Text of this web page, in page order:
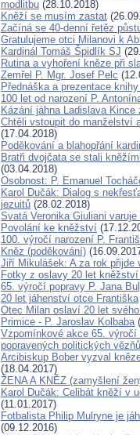
modlitbu (28.10.2018)
Kněží se musím zastat
Začíná se 40-denní řetěz
Gratulujeme otci Milanovi k
Kardinál Tomáš Špidlík SJ
Rutina a vyhoření kněze při
Zemřel P. Mgr. Josef Pelc
Přednáška a prezentace
100 let od narození P.
Kázání jáhna Ladislava
Chtěli vstoupit do manželství
(17.04.2018)
Poděkování a blahopřání
Bratři dvojčata se stali
(03.04.2018)
Osobnost: P. Emanuel
Karol Dučák: Dialog s
jezuitů (28.02.2018)
Svatá Veronika Giuliani
Povolání ke kněžství
100. výročí narození P.
Kněz (poděkování)
Jiří Mikulášek: A za rok
Fotky z oslavy 20 let
65. výročí popravy P. Jana
20 let jáhenství otce Františka
Otec Milan oslaví 20 let
Primice - P. Jaroslav Kolbaba
Vzpomínkové akce 65.
popravených politických vězňů
Arcibiskup Bober vyzval
(18.04.2017)
ŽENA A KNĚZ (zamyšlení
Karol Dučák: Celibát kněží v
(11.01.2017)
Fotbalista Philip Mulryne je
(09.12.2016)